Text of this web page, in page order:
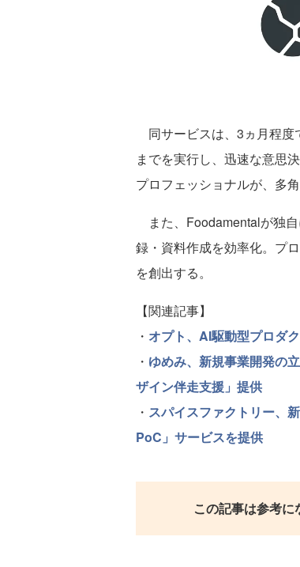
同サービスは、3ヵ月程度
までを実行し、迅速な意思
プロフェッショナルが、多
また、Foodamentalが独
録・資料作成を効率化。プ
を創出する。
【関連記事】
・ オプト、AI駆動型プロダ
・ ゆめみ、新規事業開発の
ザイン伴走支援」提供
・ スパイスファクトリー、
PoC」サービスを提供
この記事は参考に